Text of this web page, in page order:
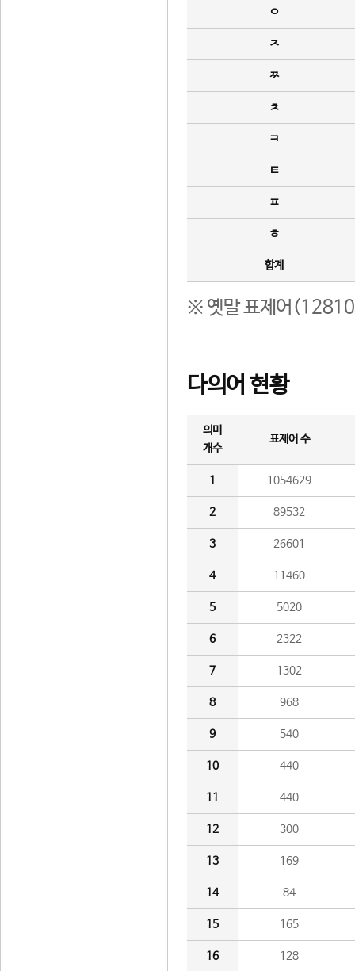
ㅇ
ㅈ
ㅉ
ㅊ
ㅋ
ㅌ
ㅍ
ㅎ
합계
※ 옛말 표제어(12810
다의어 현황
의미
개수
표제어 수
1 1054629
2 89532
3 26601
4 11460
5 5020
6 2322
7 1302
8 968
9 540
10 440
11 440
12 300
13 169
14 84
15 165
16 128